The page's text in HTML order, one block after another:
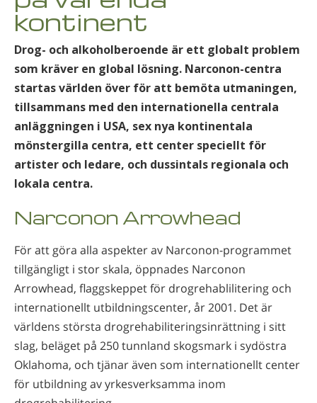
Ryska
Svenska
Kinesiska
Nepali
Kroatiska
kontinent
Drog- och alkoholberoende är ett globalt problem
som kräver en global lösning. Narconon-centra
startas världen över för att bemöta utmaningen,
tillsammans med den internationella centrala
anläggningen i USA, sex nya kontinentala
mönstergilla centra, ett center speciellt för
artister och ledare, och dussintals regionala och
lokala centra.
Narconon Arrowhead
För att göra alla aspekter av Narconon-programmet
tillgängligt i stor skala, öppnades Narconon
Arrowhead, flaggskeppet för drogrehablilitering och
internationellt utbildningscenter, år 2001. Det är
världens största drogrehabiliteringsinrättning i sitt
slag, beläget på 250 tunnland skogsmark i sydöstra
Oklahoma, och tjänar även som internationellt center
för utbildning av yrkesverksamma inom